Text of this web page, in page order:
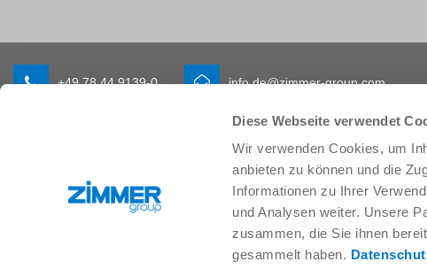
Diese Webseite verwendet
Wir verwenden Cookies, um
anbieten zu können und die
Informationen zu Ihrer
und Analysen weiter. Unsere
zusammen, die Sie ihnen
gesammelt haben.
+49 78 44 9139-0 info.de@zimmer-group.com
Maschinen- und Anlagenbau
Produkte
Neuheiten
Komponenten
Systemlösungen
Verfahrenstechnik
SOFT CLOSE
Pre-